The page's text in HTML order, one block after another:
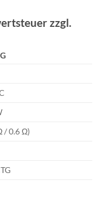
zzgl.
/ 0.6 Ω)